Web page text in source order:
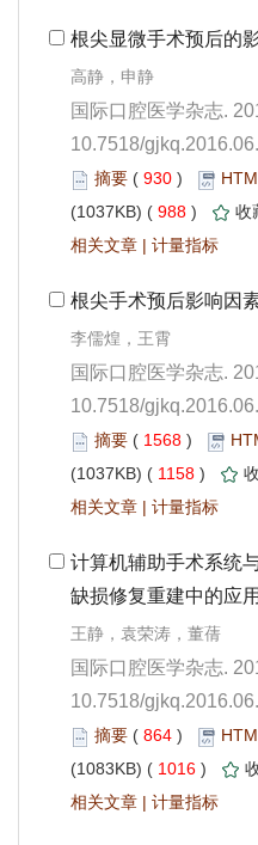
10.7518/
930 )
988 )
|
10.7518/
1568 )
1158 )
|
10.7518/
864 )
1016 )
|